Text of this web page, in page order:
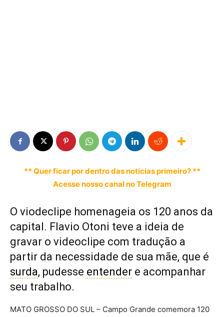
** Quer ficar por dentro das notícias primeiro? **
Acesse nosso canal no Telegram
O viodeclipe homenageia os 120 anos da
capital. Flavio Otoni teve a ideia de
gravar o videoclipe com tradução a
partir da necessidade de sua mãe, que é
surda, pudesse entender e acompanhar
seu trabalho.
MATO GROSSO DO SUL – Campo Grande comemora 120